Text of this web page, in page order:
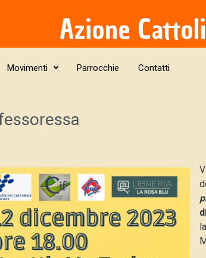
Azione
Movimenti Parrocchie Contatti